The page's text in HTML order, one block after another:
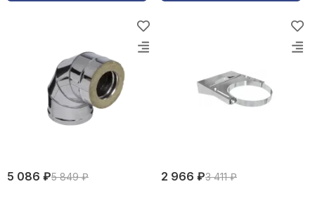
5 086 ₽5 849 ₽ 2 966 ₽3 411 ₽